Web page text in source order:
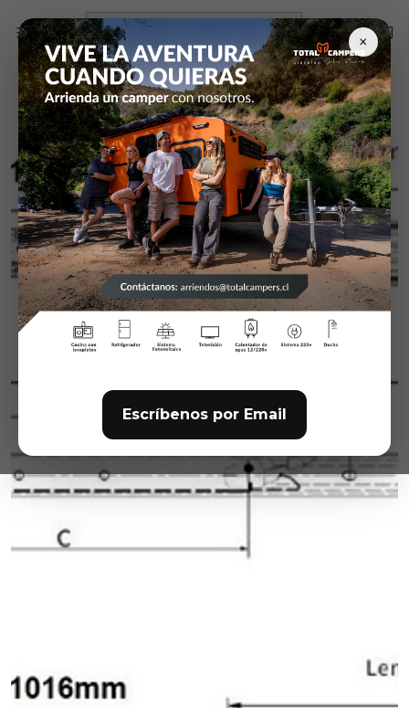
×
Escríbenos por Email
Inicio Campers y equipamiento
Rieles Heavy Duty
Riel Heavy Duty D2576/con Bloqueo 100 Cm.